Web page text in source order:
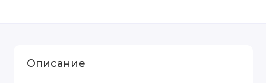
Описание